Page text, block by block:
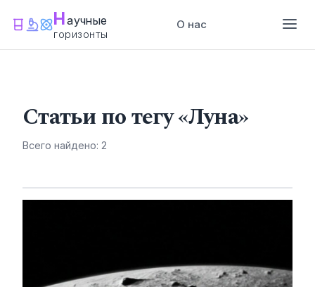
Научные
горизонты
О нас
Статьи по тегу «Луна»
Всего найдено: 2